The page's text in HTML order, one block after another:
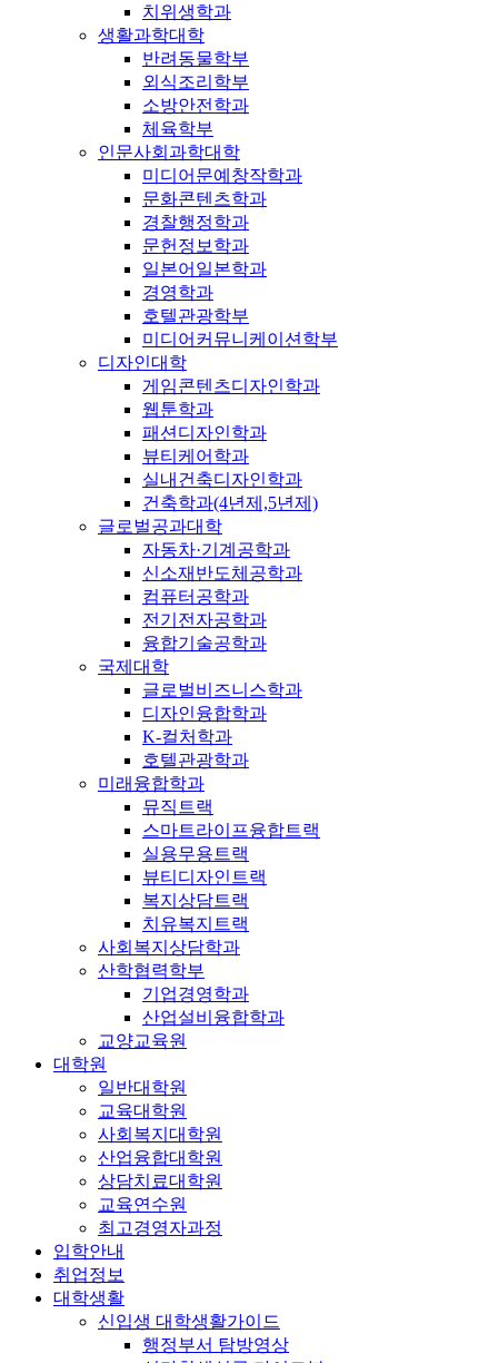
치위생학과
생활과학대학
반려동물학부
외식조리학부
소방안전학과
체육학부
인문사회과학대학
미디어문예창작학과
문화콘텐츠학과
경찰행정학과
문헌정보학과
일본어일본학과
경영학과
호텔관광학부
미디어커뮤니케이션학부
디자인대학
게임콘텐츠디자인학과
웹툰학과
패션디자인학과
뷰티케어학과
실내건축디자인학과
건축학과(4년제,5년제)
글로벌공과대학
자동차·기계공학과
신소재반도체공학과
컴퓨터공학과
전기전자공학과
융합기술공학과
국제대학
글로벌비즈니스학과
디자인융합학과
K-컬처학과
호텔관광학과
미래융합학과
뮤직트랙
스마트라이프융합트랙
실용무용트랙
뷰티디자인트랙
복지상담트랙
치유복지트랙
사회복지상담학과
산학협력학부
기업경영학과
산업설비융합학과
교양교육원
대학원
일반대학원
교육대학원
사회복지대학원
산업융합대학원
상담치료대학원
교육연수원
최고경영자과정
입학안내
취업정보
대학생활
신입생 대학생활가이드
행정부서 탐방영상